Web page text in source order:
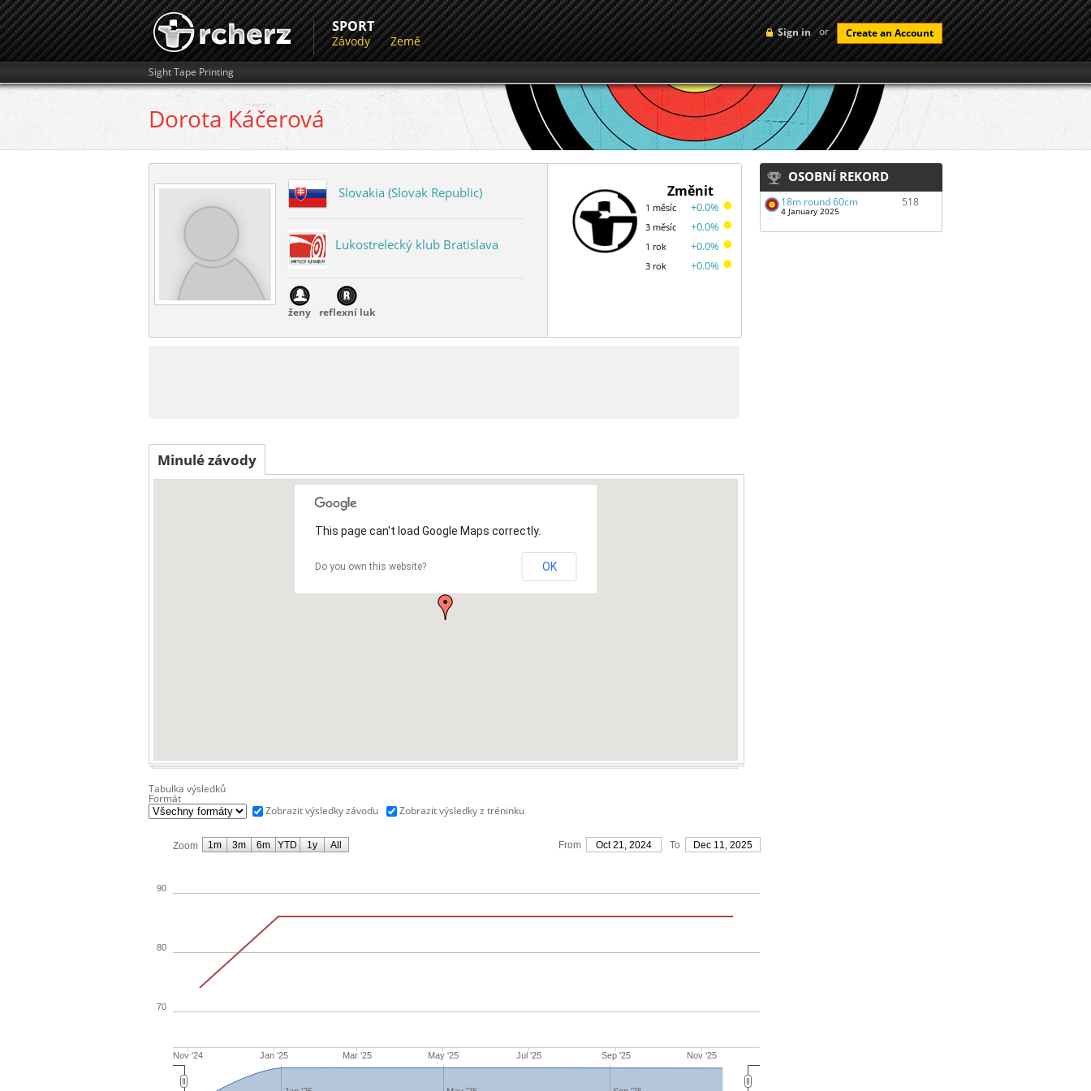
Sign in or Create an Account
SPORT
Závody Země
Sight Tape Printing
Dorota Káčerová
Slovakia (Slovak Republic)
Lukostrelecký klub Bratislava
ženy reflexní luk
Změnit
1 měsíc
3 měsíc
1 rok
3 rok
+0.0%
+0.0%
+0.0%
+0.0%
Minulé závody
This page can't load Google Maps correctly.
Do you own this website? OK
Tabulka výsledků
Formát
Zobrazit výsledky závodu
Zobrazit výsledky z tréninku
Zoom From Oct 21, 2024 To Dec 11, 2025
Nov '24 Jan '25 Mar '25 May '25 Jul '25 Sep '25 Nov '25
70
80
90
1m 3m 6m YTD 1y All
OSOBNÍ REKORD
18m round 60cm
4 January 2025
518